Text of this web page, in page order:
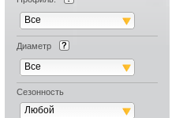
Все
Диаметр
Все
Сезонность
Любой